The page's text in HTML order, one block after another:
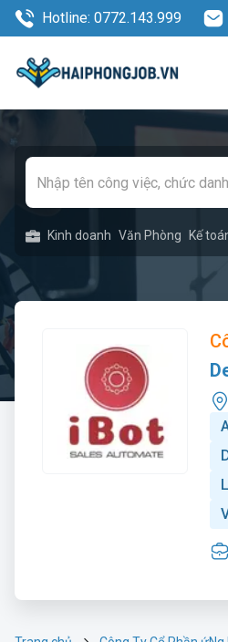
Hotline: 0772.143.999
Kinh doanh Văn Phòng Kế